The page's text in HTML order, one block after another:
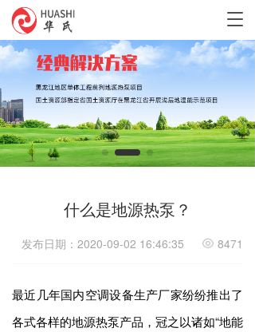
T
g
g
n
a
v
i
o
什么是地源热泵？
发布日期：2020-09-02 16:46:35 8471
最近几年国内空调设备生产厂家纷纷推出了
各式各样的地源热泵产品，冠之以诸如“地能